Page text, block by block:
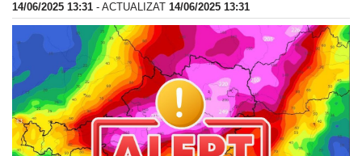
14/06/2025 13:31 - ACTUALIZAT 14/06/2025 13:31